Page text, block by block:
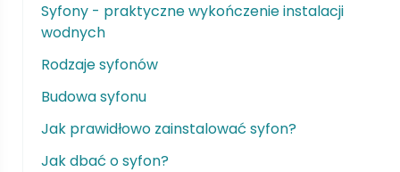
Syfony - praktyczne wykończenie instalacji
wodnych
Rodzaje syfonów
Budowa syfonu
Jak prawidłowo zainstalować syfon?
Jak dbać o syfon?